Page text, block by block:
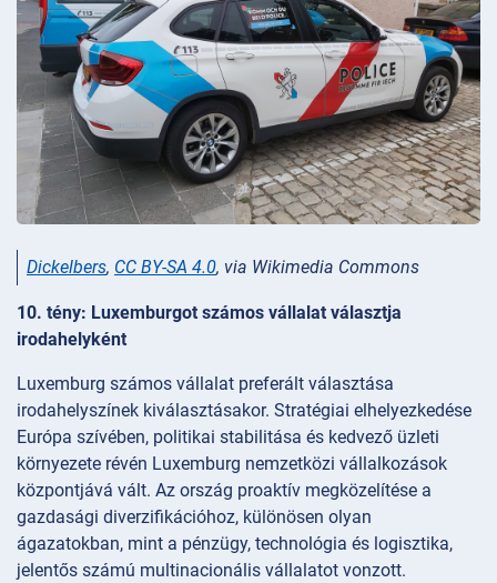
Dickelbers, CC BY-SA 4.0, via Wikimedia Commons
10. tény: Luxemburgot számos vállalat választja
irodahelyként
Luxemburg számos vállalat preferált választása
irodahelyszínek kiválasztásakor. Stratégiai elhelyezkedése
Európa szívében, politikai stabilitása és kedvező üzleti
környezete révén Luxemburg nemzetközi vállalkozások
központjává vált. Az ország proaktív megközelítése a
gazdasági diverzifikációhoz, különösen olyan
ágazatokban, mint a pénzügy, technológia és logisztika,
jelentős számú multinacionális vállalatot vonzott.